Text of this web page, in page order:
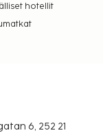
hotellit
6, 252 21